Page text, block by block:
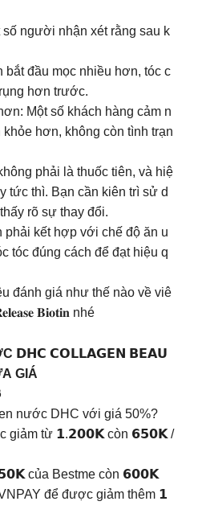
người nhận xét rằng sau k
bắt đầu mọc nhiều hơn, tóc c
hơn trước.
Một số khách hàng cảm n
hơn, không còn tình trạn
phải là thuốc tiên, và hiệ
tức thì. Bạn cần kiên trì sử d
rõ sự thay đổi.
phải kết hợp với chế độ ăn u
tóc đúng cách để đạt hiệu q
đánh giá như thế nào về viê
𝐁𝐢𝐨𝐭𝐢𝐧 nhé
𝗗𝗛𝗖 𝗖𝗢𝗟𝗟𝗔𝗚𝗘𝗡 𝗕𝗘𝗔𝗨
GIÁ
nước DHC với giá 50%?
giảm từ 𝟭.𝟮𝟬𝟬𝗞 còn 𝟲𝟱𝟬𝗞 /
của Bestme còn 𝟲𝟬𝟬𝗞
để được giảm thêm 𝟭